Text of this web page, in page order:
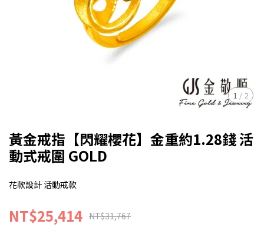
1 / 2
黃金戒指【閃耀櫻花】金重約1.28錢 活
動式戒圍 GOLD
花款設計 活動戒款
NT$25,414 NT$31,767